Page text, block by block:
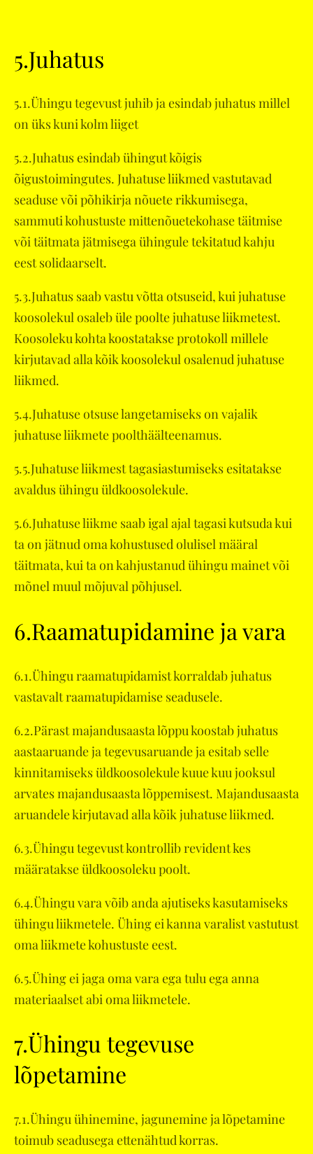
5.Juhatus
5.1.Ühingu tegevust juhib ja esindab juhatus millel
on üks kuni kolm liiget
5.2.Juhatus esindab ühingut kõigis
õigustoimingutes. Juhatuse liikmed vastutavad
seaduse või põhikirja nõuete rikkumisega,
sammuti kohustuste mittenõuetekohase täitmise
või täitmata jätmisega ühingule tekitatud kahju
eest solidaarselt.
5.3.Juhatus saab vastu võtta otsuseid, kui juhatuse
koosolekul osaleb üle poolte juhatuse liikmetest.
Koosoleku kohta koostatakse protokoll millele
kirjutavad alla kõik koosolekul osalenud juhatuse
liikmed.
5.4.Juhatuse otsuse langetamiseks on vajalik
juhatuse liikmete poolthäälteenamus.
5.5.Juhatuse liikmest tagasiastumiseks esitatakse
avaldus ühingu üldkoosolekule.
5.6.Juhatuse liikme saab igal ajal tagasi kutsuda kui
ta on jätnud oma kohustused olulisel määral
täitmata, kui ta on kahjustanud ühingu mainet või
mõnel muul mõjuval põhjusel.
6.Raamatupidamine ja vara
6.1.Ühingu raamatupidamist korraldab juhatus
vastavalt raamatupidamise seadusele.
6.2.Pärast majandusaasta lõppu koostab juhatus
aastaaruande ja tegevusaruande ja esitab selle
kinnitamiseks üldkoosolekule kuue kuu jooksul
arvates majandusaasta lõppemisest. Majandusaasta
aruandele kirjutavad alla kõik juhatuse liikmed.
6.3.Ühingu tegevust kontrollib revident kes
määratakse üldkoosoleku poolt.
6.4.Ühingu vara võib anda ajutiseks kasutamiseks
ühingu liikmetele. Ühing ei kanna varalist vastutust
oma liikmete kohustuste eest.
6.5.Ühing ei jaga oma vara ega tulu ega anna
materiaalset abi oma liikmetele.
7.Ühingu tegevuse
lõpetamine
7.1.Ühingu ühinemine, jagunemine ja lõpetamine
toimub seadusega ettenähtud korras.